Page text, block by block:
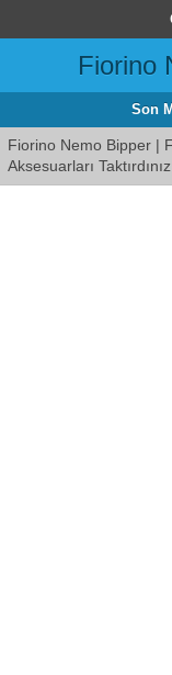
Fiorino
Son
Fiorino Nemo Bipper |
Aksesuarları